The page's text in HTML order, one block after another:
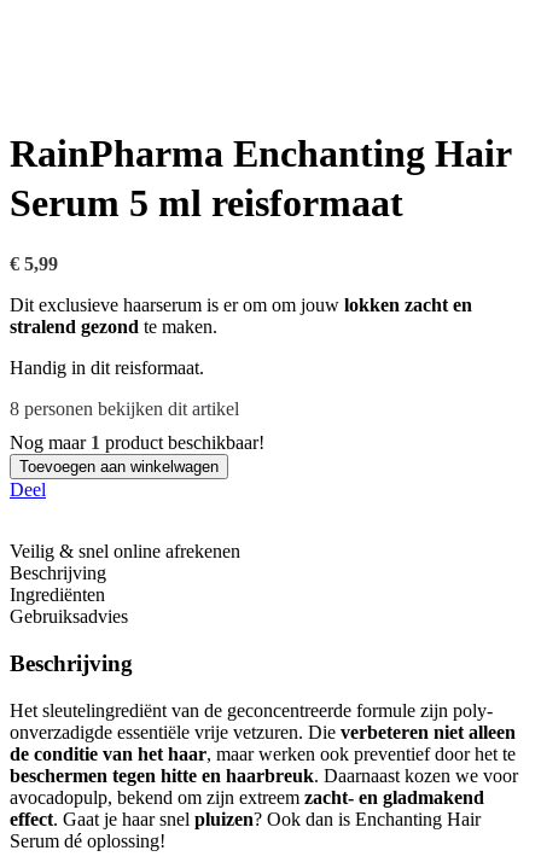
RainPharma Enchanting Hair
Serum 5 ml reisformaat
€ 5,99
Dit exclusieve haarserum is er om om jouw lokken zacht en
stralend gezond te maken.
Handig in dit reisformaat.
8 personen bekijken dit artikel
Nog maar 1 product beschikbaar!
Hoeveelheid
Toevoegen aan winkelwagen
Deel
Veilig & snel online afrekenen
Beschrijving
Ingrediënten
Gebruiksadvies
Beschrijving
Het sleutelingrediënt van de geconcentreerde formule zijn poly-
onverzadigde essentiële vrije vetzuren. Die verbeteren niet alleen
de conditie van het haar, maar werken ook preventief door het te
beschermen tegen hitte en haarbreuk. Daarnaast kozen we voor
avocadopulp, bekend om zijn extreem zacht- en gladmakend
effect. Gaat je haar snel pluizen? Ook dan is Enchanting Hair
Serum dé oplossing!